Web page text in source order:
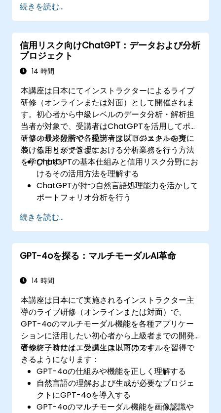
続きを読む...
信用リスク向けChatGPT：データおよび分析
プロジェクト
14 時間
本講座は日本にてインストラクターによるライブ
研修（オンラインまたは対面）として開催されま
す。初心者から中級レベルのデータ分析・解析担
当者が対象で、受講者はChatGPTを活用してポー
トフォリオ分析や各種データプロジェクトの実
装、信用リスク管理における分析業務を行う方法
を学びます。
研修の最終段階で、受講者は以下のスキルを身に
つけることができます：
ChatGPTの基本仕組みと信用リスク分野にお
けるその活用方法を理解する
ChatGPTが持つ自然言語処理能力を活かして
ポートフォリオ分析を行う
び分析プロジェクトを実施する
信用リスク業務フローにおいてChatGPTを用
いて意思決定プロセスを効率化する
リスク管理戦略にChatGPTを組み込むための
続きを読む...
GPT-4oを探る：マルチモーダルAI革命
14 時間
本講座は日本にて実施されるインストラクター主
導のライブ研修（オンラインまたは対面）で、
GPT-4oのマルチモーダル機能を各種アプリケー
ションに活用したい初心者から上級者までの開発
者やデータサイエンティスト向けです。
研修終了時には、受講生は以下のスキルを習得で
きるようになります：
GPT-4oの仕組みや機能を正しく理解する
自然言語の理解および生成が必要なプロジェ
クトにGPT-4oを導入する
GPT-4oのマルチモーダル機能を画像認識や